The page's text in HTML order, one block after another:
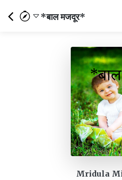
*बाल मजदूर*
Mridula